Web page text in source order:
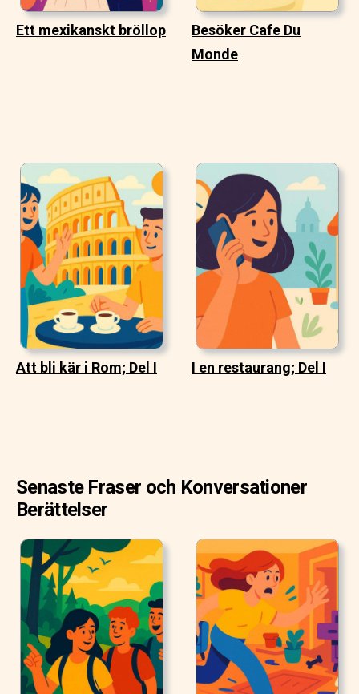
Ett mexikanskt bröllop
Besöker Cafe Du
Monde
Att bli kär i Rom; Del I I en restaurang; Del I
Senaste Fraser och Konversationer
Berättelser